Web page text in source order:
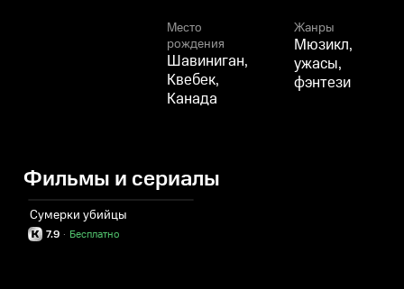
Место
рождения
Шавиниган,
Квебек,
Канада
Жанры
Мюзикл,
ужасы,
фэнтези
Фильмы и сериалы
Сумерки убийцы
7.9 Бесплатно
·